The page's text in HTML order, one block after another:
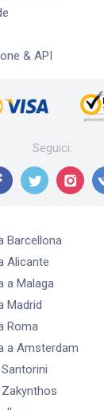
& API
Seguici:
Barcellona
Alicante
a Malaga
Madrid
Roma
a Amsterdam